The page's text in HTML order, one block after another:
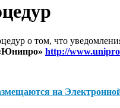
о том, что
http://
на